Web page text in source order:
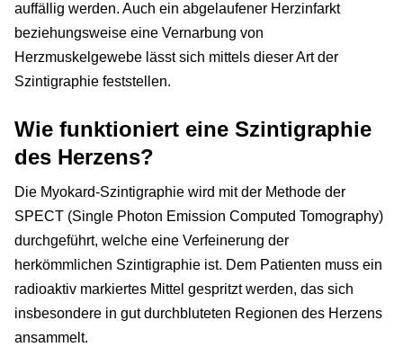
auffällig werden. Auch ein abgelaufener Herzinfarkt
beziehungsweise eine Vernarbung von
Herzmuskelgewebe lässt sich mittels dieser Art der
Szintigraphie feststellen.
Wie funktioniert eine Szintigraphie
des Herzens?
Die Myokard-Szintigraphie wird mit der Methode der
SPECT (Single Photon Emission Computed Tomography)
durchgeführt, welche eine Verfeinerung der
herkömmlichen Szintigraphie ist. Dem Patienten muss ein
radioaktiv markiertes Mittel gespritzt werden, das sich
insbesondere in gut durchbluteten Regionen des Herzens
ansammelt.